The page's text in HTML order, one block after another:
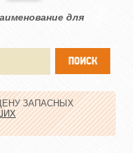
для
ЗАПАСНЫХ